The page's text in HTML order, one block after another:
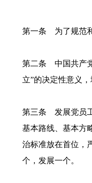
第一条 为了规范
第二条 中国共产
立”的决定性意义
第三条 发展党员
基本路线、基本方
治标准放在首位，
个，发展一个。